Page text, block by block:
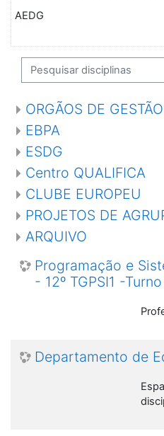
AEDG
Pesquisar disciplinas
ORGÃOS DE GESTÃO
EBPA
ESDG
Centro QUALIFICA
CLUBE EUROPEU
PROJETOS DE
ARQUIVO
Programação e
- 12º TGPSI1 -
Departamento de